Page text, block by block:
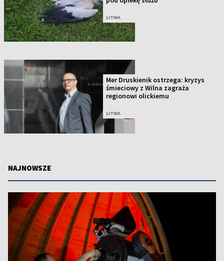
LITWA
Mer Druskienik ostrzega: kryzys
śmieciowy z Wilna zagraża
regionowi olickiemu
LITWA
NAJNOWSZE